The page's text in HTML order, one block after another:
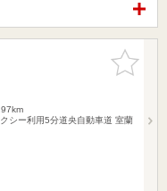
お気に入
りに追加
シー利用5分道央自動車道 室蘭